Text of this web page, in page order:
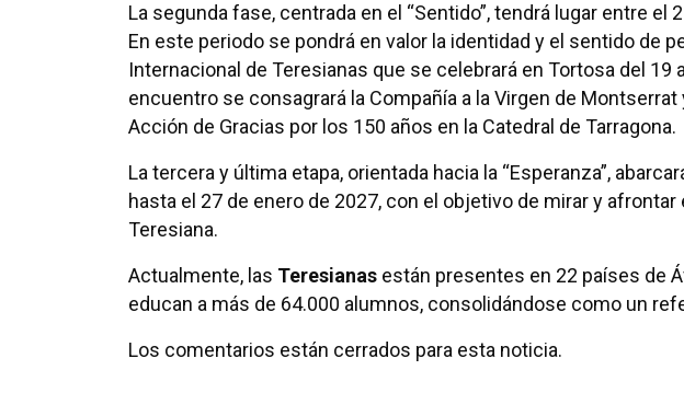
La segunda fase, centrada en el “Sentido”, tendrá lugar entre el
En este periodo se pondrá en valor la identidad y el sentido de
Internacional de Teresianas que se celebrará en Tortosa del 19
encuentro se consagrará la Compañía a la Virgen de
Acción de Gracias por los 150 años en la Catedral de Tarragona.
La tercera y última etapa, orientada hacia la “Esperanza”,
hasta el 27 de enero de 2027, con el objetivo de mirar y
Teresiana.
Actualmente, las Teresianas están presentes en 22 países de
educan a más de 64.000 alumnos, consolidándose como un
Los comentarios están cerrados para esta noticia.